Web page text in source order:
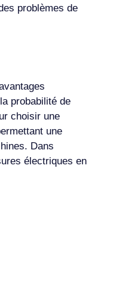
problèmes de
probabilité de
choisir une
une
Dans
électriques en